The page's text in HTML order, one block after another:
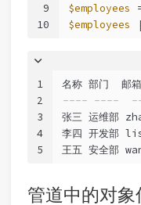
9
10
$employees
$employees
1
2
3
4
5
名称 部门  邮箱
---- ----
张三 运维部
李四 开发部
王五 安全部
管道中的对象